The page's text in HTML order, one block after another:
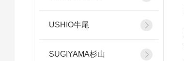
USHIO牛尾
SUGIYAMA杉山